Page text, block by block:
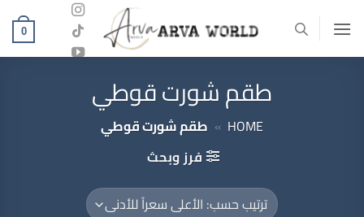
للمحتوى
0
طقم شورت قوطي
HOME
» طقم شورت قوطي
فرز وبحث